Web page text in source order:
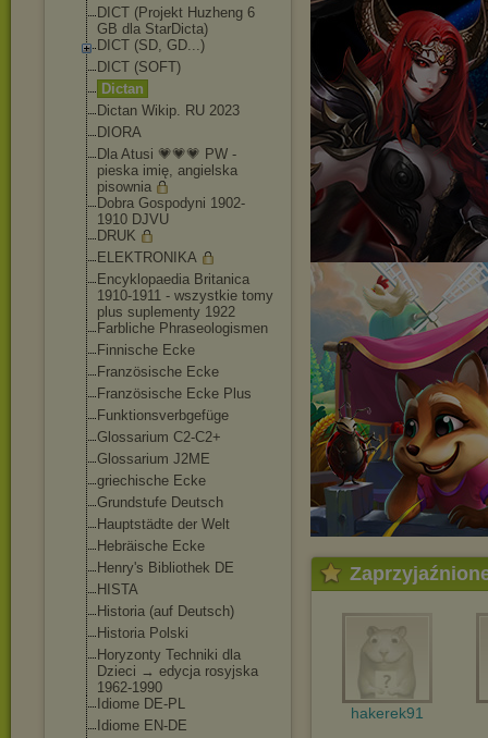
DICT (Projekt Huzheng 6
GB dla StarDicta)
DICT (SD, GD...)
DICT (SOFT)
Dictan
Dictan Wikip. RU 2023
DIORA
Dla Atusi 💗💗💗 PW -
pieska imię, angielska
pisownia
Dobra Gospodyni 1902-
1910 DJVU
DRUK
ELEKTRONIKA
Encyklopaedia Britanica
1910-1911 - wszystkie tomy
plus suplementy 1922
Farbliche Phraseologismen
Finnische Ecke
Französische Ecke
Französische Ecke Plus
Funktionsverbgefüge
Glossarium C2-C2+
Glossarium J2ME
griechische Ecke
Grundstufe Deutsch
Hauptstädte der Welt
Hebräische Ecke
Henry's Bibliothek DE
HISTA
Historia (auf Deutsch)
Historia Polski
Horyzonty Techniki dla
Dzieci → edycja rosyjska
1962-1990
Idiome DE-PL
Idiome EN-DE
hakerek91